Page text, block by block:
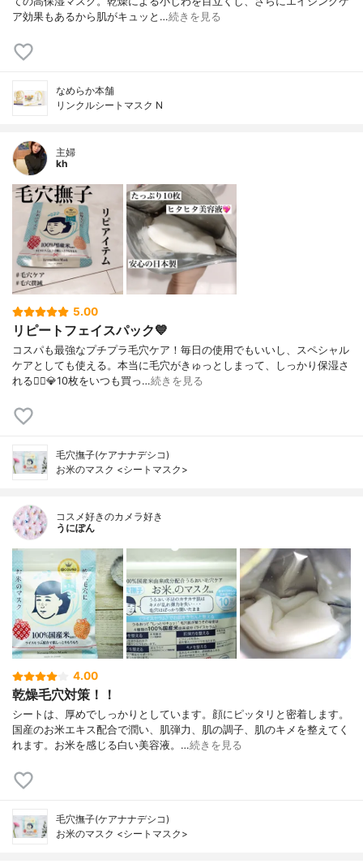
ア効果もあるから肌がキュッと…続きを見る
なめらか本舗
リンクルシートマスク N
主婦
kh
5.00
リピートフェイスパック💙
コスパも最強なプチプラ毛穴ケア！毎日の使用でもいいし、スペシャル
ケアとしても使える。本当に毛穴がきゅっとしまって、しっかり保湿さ
れる🙆‍♀️💎10枚をいつも買っ…続きを見る
毛穴撫子(ケアナナデシコ)
お米のマスク <シートマスク>
コスメ好きのカメラ好き
うにぽん
4.00
乾燥毛穴対策！！
シートは、厚めでしっかりとしています。顔にピッタリと密着します。
国産のお米エキス配合で潤い、肌弾力、肌の調子、肌のキメを整えてく
れます。お米を感じる白い美容液。…続きを見る
毛穴撫子(ケアナナデシコ)
お米のマスク <シートマスク>